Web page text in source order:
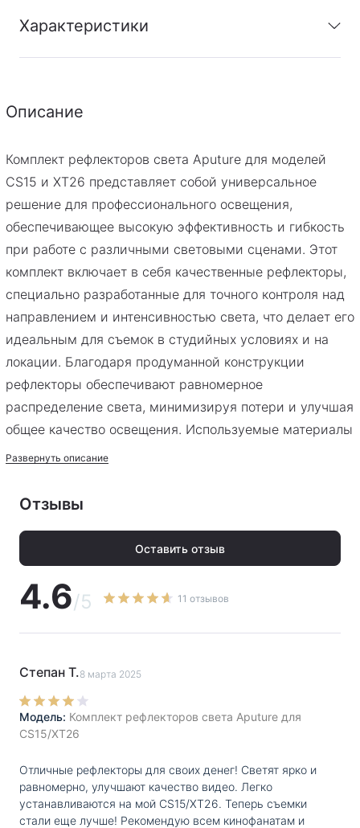
Характеристики
Описание
Комплект рефлекторов света Aputure для моделей
CS15 и XT26 представляет собой универсальное
решение для профессионального освещения,
обеспечивающее высокую эффективность и гибкость
при работе с различными световыми сценами. Этот
комплект включает в себя качественные рефлекторы,
специально разработанные для точного контроля над
направлением и интенсивностью света, что делает его
идеальным для съемок в студийных условиях и на
локации. Благодаря продуманной конструкции
рефлекторы обеспечивают равномерное
распределение света, минимизируя потери и улучшая
общее качество освещения. Используемые материалы
гарантируют долговечность и устойчивость к
для интенсивного профессионального использования.
света и точной фокусировки, что открывает
дополнительные возможности для создания
художественного освещения. Легкость монтажа и
совместимость с осветительными приборами Aputure
делают этот комплект удобным и практичным
стремящихся к максимальной точности в работе со
светом.
Развернуть описание
Отзывы
4.6/5 11 отзывов
Оставить отзыв
Степан Т.8 марта 2025
Модель: Комплект рефлекторов света Aputure для
CS15/XT26
Отличные рефлекторы для своих денег! Светят ярко и
равномерно, улучшают качество видео. Легко
устанавливаются на мой CS15/XT26. Теперь съемки
стали еще лучше! Рекомендую всем кинофанатам и